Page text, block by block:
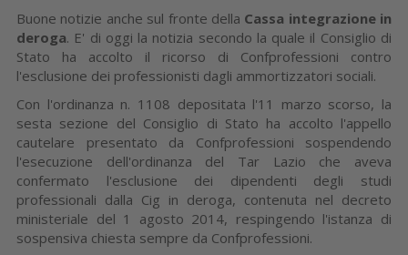
Buone notizie anche sul fronte della Cassa integrazione in
deroga. E' di oggi la notizia secondo la quale il Consiglio di
Stato ha accolto il ricorso di Confprofessioni contro
l'esclusione dei professionisti dagli ammortizzatori sociali.
Con l'ordinanza n. 1108 depositata l'11 marzo scorso, la
sesta sezione del Consiglio di Stato ha accolto l'appello
cautelare presentato da Confprofessioni sospendendo
l'esecuzione dell'ordinanza del Tar Lazio che aveva
confermato l'esclusione dei dipendenti degli studi
professionali dalla Cig in deroga, contenuta nel decreto
ministeriale del 1 agosto 2014, respingendo l'istanza di
sospensiva chiesta sempre da Confprofessioni.